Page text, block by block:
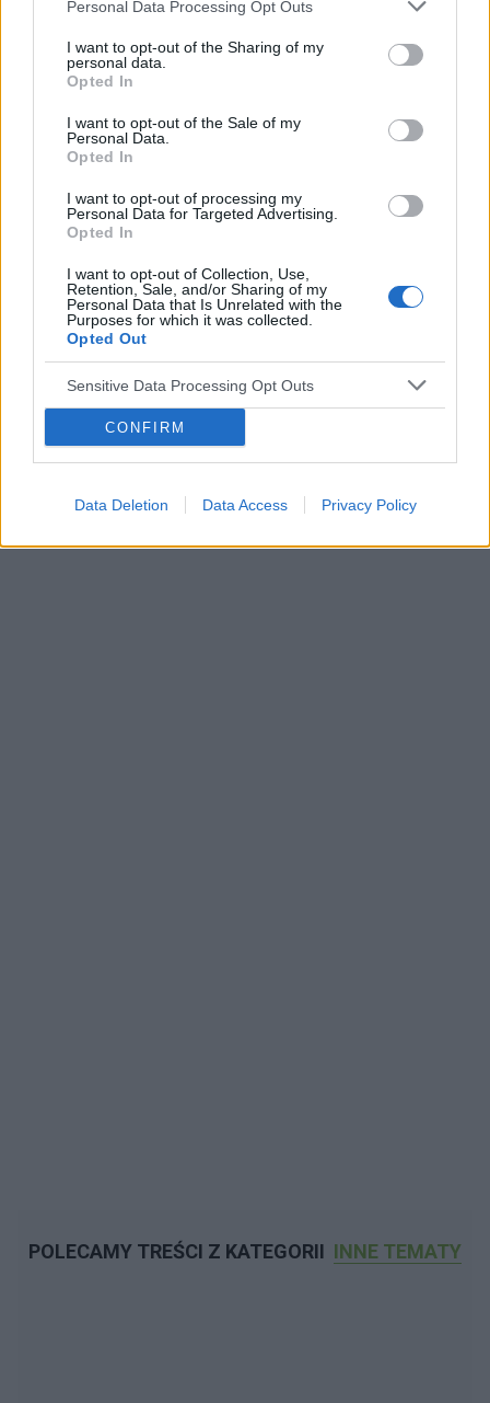
Personal Data Processing Opt Outs
I want to opt-out of the Sharing of my
personal data.
Opted In
I want to opt-out of the Sale of my
Personal Data.
Opted In
I want to opt-out of processing my
Personal Data for Targeted Advertising.
Opted In
I want to opt-out of Collection, Use,
Retention, Sale, and/or Sharing of my
Personal Data that Is Unrelated with the
Purposes for which it was collected.
Opted Out
Sensitive Data Processing Opt Outs
CONFIRM
Data Deletion Data Access Privacy Policy
lekarzy, a także copywriterów medycznych. ...
SANTEE
Forum:
f92,f60 a pozwolenie na broń
leczenie i tu moje pytanie; Czy mogę się starać o
pozwolenie na broń
POLECAMY TREŚCI Z KATEGORII INNE TEMATY